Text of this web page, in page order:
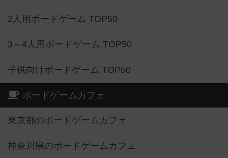
2人用ボードゲーム TOP50
3～4人用ボードゲーム TOP50
子供向けボードゲーム TOP50
ボードゲームカフェ
東京都のボードゲームカフェ
神奈川県のボードゲームカフェ